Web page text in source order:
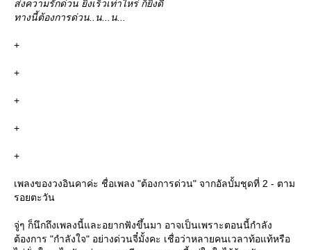
ส่งความรักด่วน ยิ่งเร็วเท่าไหร่ ก็ยิ่งดี
ทางนี้ต้องการด่วน..น...น...
+
+
+
+
+
เพลงของวงอินคาค่ะ ชื่อเพลง "ต้องการด่วน" จากอัลบั้มชุดที่ 2 - ตาม
รอยตะวัน
จู่ๆ ก็นึกถึงเพลงนี้และอยากฟังขึ้นมา อาจเป็นเพราะตอนนี้กำลัง
ต้องการ "กำลังใจ" อย่างด่วนจี๋มั้งคะ เชื่อว่าหลายคนเวลาท้อแท้หรือ